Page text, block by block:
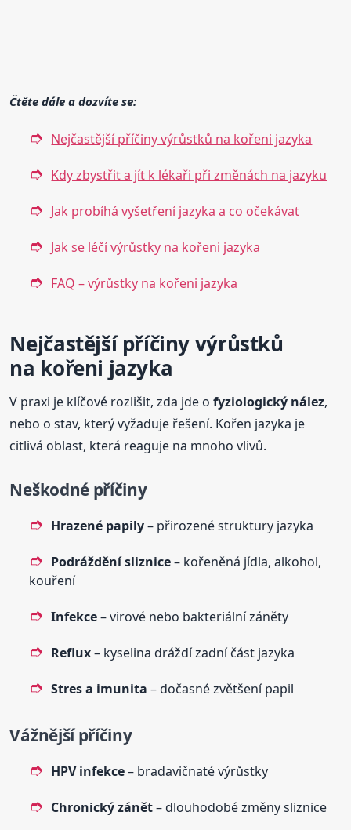
Čtěte dále a dozvíte se:
Nejčastější příčiny výrůstků na kořeni jazyka
Kdy zbystřit a jít k lékaři při změnách na jazyku
Jak probíhá vyšetření jazyka a co očekávat
Jak se léčí výrůstky na kořeni jazyka
FAQ – výrůstky na kořeni jazyka
Nejčastější příčiny výrůstků
na kořeni jazyka
V praxi je klíčové rozlišit, zda jde ofyziologický nález,
nebo o stav, který vyžaduje řešení. Kořen jazyka je
citlivá oblast, která reaguje na mnoho vlivů.
Neškodné příčiny
Hrazené papily– přirozené struktury jazyka
Podráždění sliznice– kořeněná jídla, alkohol,
kouření
Infekce– virové nebo bakteriální záněty
Reflux– kyselina dráždí zadní část jazyka
Stres a imunita – dočasné zvětšení papil
Vážnější příčiny
HPV infekce– bradavičnaté výrůstky
Chronický zánět– dlouhodobé změny sliznice